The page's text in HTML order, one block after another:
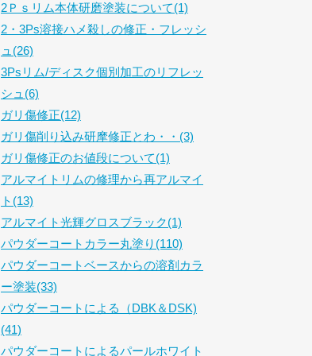
2Ｐｓリム本体研磨塗装について(1)
2・3Ps溶接ハメ殺しの修正・フレッシ
ュ(26)
3Psリム/ディスク個別加工のリフレッ
シュ(6)
ガリ傷修正(12)
ガリ傷削り込み研摩修正とわ・・(3)
ガリ傷修正のお値段について(1)
アルマイトリムの修理から再アルマイ
ト(13)
アルマイト光輝グロスブラック(1)
パウダーコートカラー丸塗り(110)
パウダーコートベースからの溶剤カラ
ー塗装(33)
パウダーコートによる（DBK＆DSK)
(41)
パウダーコートによるパールホワイト